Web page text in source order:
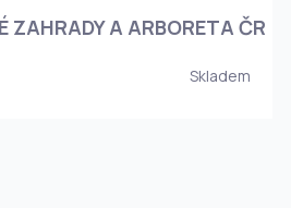
ZAHRADY A ARBORETA ČR
Skladem